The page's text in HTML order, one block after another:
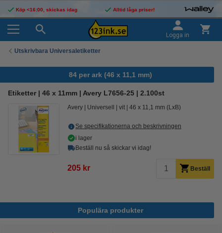
Köp <16:00, skickas idag Alltid låga priser!
Logga in
Utskrivbara Universaletiketter
84 per ark (46 x 11,1 mm)
Etiketter | 46 x 11mm | Avery L7656-25 | 2.100st
Avery Universell vit 46 x 11,1 mm (LxB)
Se specifikationerna och beskrivningen
i lager
Beställ nu så skickar vi idag!
205 kr Beställ
Populära produkter